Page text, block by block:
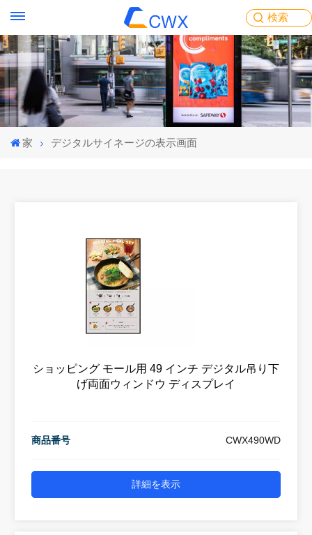
検索
家 デジタルサイネージの表示画面
ショッピング モール用 49 インチ デジタル吊り下
げ両面ウィンドウ ディスプレイ
商品番号 CWX490WD
詳細を表示